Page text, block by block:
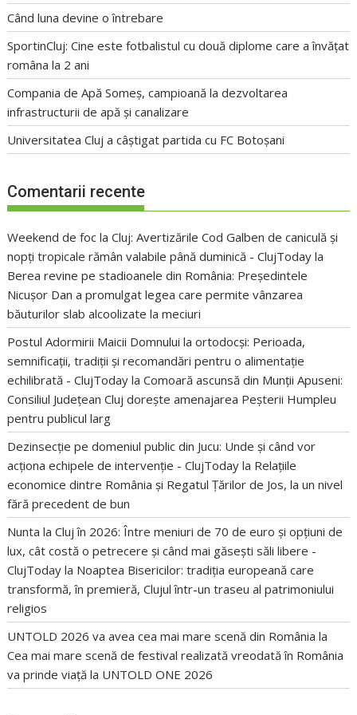
Când luna devine o întrebare
SportinCluj: Cine este fotbalistul cu două diplome care a învățat
româna la 2 ani
Compania de Apă Someș, campioană la dezvoltarea
infrastructurii de apă și canalizare
Universitatea Cluj a câștigat partida cu FC Botoșani
Comentarii recente
Weekend de foc la Cluj: Avertizările Cod Galben de caniculă și
nopți tropicale rămân valabile până duminică - ClujToday la
Berea revine pe stadioanele din România: Președintele
Nicușor Dan a promulgat legea care permite vânzarea
băuturilor slab alcoolizate la meciuri
Postul Adormirii Maicii Domnului la ortodocși: Perioada,
semnificații, tradiții și recomandări pentru o alimentație
echilibrată - ClujToday laComoară ascunsă din Munții Apuseni:
Consiliul Județean Cluj dorește amenajarea Peșterii Humpleu
pentru publicul larg
Dezinsecție pe domeniul public din Jucu: Unde și când vor
acționa echipele de intervenție - ClujToday la Relațiile
economice dintre România și Regatul Țărilor de Jos, la un nivel
fără precedent de bun
Nunta la Cluj în 2026: Între meniuri de 70 de euro și opțiuni de
lux, cât costă o petrecere și când mai găsești săli libere -
ClujToday la Noaptea Bisericilor: tradiția europeană care
transformă, în premieră, Clujul într-un traseu al patrimoniului
religios
UNTOLD 2026 va avea cea mai mare scenă din România la
Cea mai mare scenă de festival realizată vreodată în România
va prinde viață la UNTOLD ONE 2026